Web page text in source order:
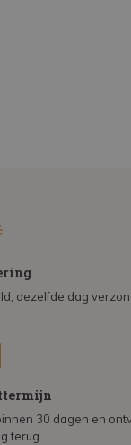
dezelfde dag
30 dagen en
terug.